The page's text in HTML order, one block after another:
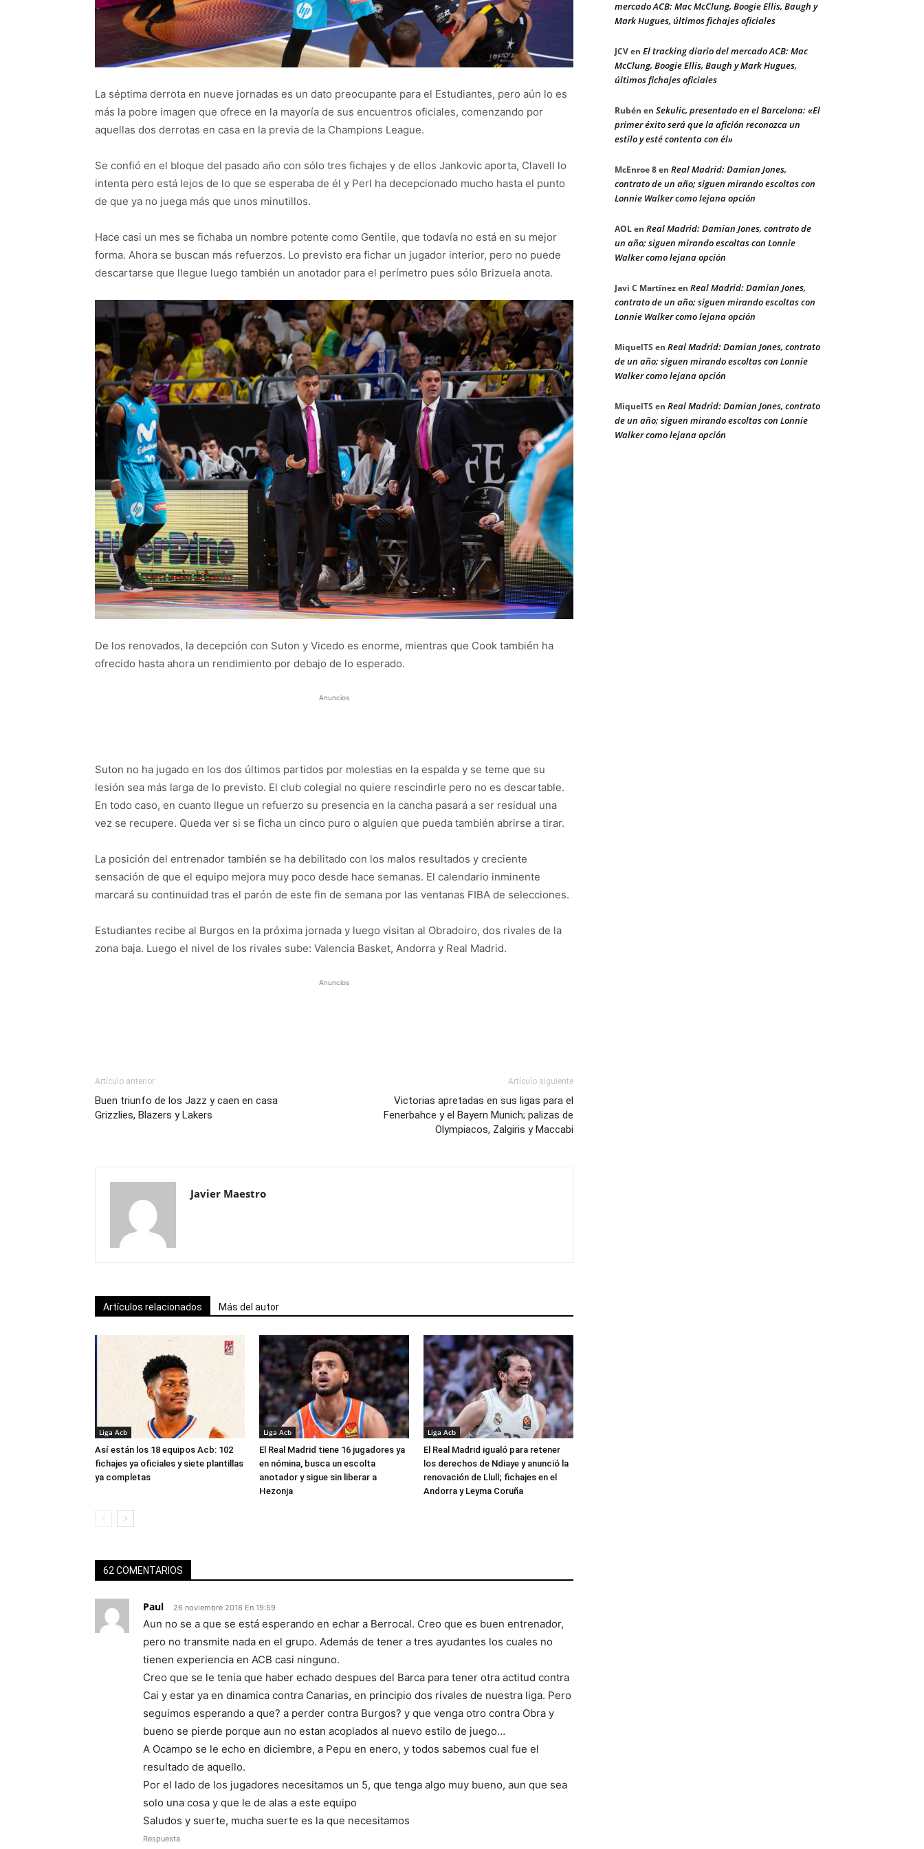
La séptima derrota en nueve jornadas es un dato preocupante para el Estudiantes, pero aún lo es
más la pobre imagen que ofrece en la mayoría de sus encuentros oficiales, comenzando por
aquellas dos derrotas en casa en la previa de la Champions League.
Se confió en el bloque del pasado año con sólo tres fichajes y de ellos Jankovic aporta, Clavell lo
intenta pero está lejos de lo que se esperaba de él y Perl ha decepcionado mucho hasta el punto
de que ya no juega más que unos minutillos.
Hace casi un mes se fichaba un nombre potente como Gentile, que todavía no está en su mejor
forma. Ahora se buscan más refuerzos. Lo previsto era fichar un jugador interior, pero no puede
descartarse que llegue luego también un anotador para el perímetro pues sólo Brizuela anota.
De los renovados, la decepción con Suton y Vicedo es enorme, mientras que Cook también ha
ofrecido hasta ahora un rendimiento por debajo de lo esperado.
Anuncios
Suton no ha jugado en los dos últimos partidos por molestias en la espalda y se teme que su
lesión sea más larga de lo previsto. El club colegial no quiere rescindirle pero no es descartable.
En todo caso, en cuanto llegue un refuerzo su presencia en la cancha pasará a ser residual una
vez se recupere. Queda ver si se ficha un cinco puro o alguien que pueda también abrirse a tirar.
La posición del entrenador también se ha debilitado con los malos resultados y creciente
sensación de que el equipo mejora muy poco desde hace semanas. El calendario inminente
marcará su continuidad tras el parón de este fin de semana por las ventanas FIBA de selecciones.
Estudiantes recibe al Burgos en la próxima jornada y luego visitan al Obradoiro, dos rivales de la
zona baja. Luego el nivel de los rivales sube: Valencia Basket, Andorra y Real Madrid.
Anuncios
Artículo anterior
Buen triunfo de los Jazz y caen en casa
Grizzlies, Blazers y Lakers
Artículo siguiente
Victorias apretadas en sus ligas para el
Fenerbahce y el Bayern Munich; palizas de
Olympiacos, Zalgiris y Maccabi
Javier Maestro
Artículos relacionados Más del autor
Liga Acb
Así están los 18 equipos Acb: 102
fichajes ya oficiales y siete plantillas
ya completas
Liga Acb
El Real Madrid tiene 16 jugadores ya
en nómina, busca un escolta
anotador y sigue sin liberar a
Hezonja
Liga Acb
El Real Madrid igualó para retener
los derechos de Ndiaye y anunció la
renovación de Llull; fichajes en el
Andorra y Leyma Coruña
62 COMENTARIOS
Paul 26 noviembre 2018 En 19:59
Aun no se a que se está esperando en echar a Berrocal. Creo que es buen entrenador,
pero no transmite nada en el grupo. Además de tener a tres ayudantes los cuales no
tienen experiencia en ACB casi ninguno.
Creo que se le tenia que haber echado despues del Barca para tener otra actitud contra
Cai y estar ya en dinamica contra Canarias, en principio dos rivales de nuestra liga. Pero
seguimos esperando a que? a perder contra Burgos? y que venga otro contra Obra y
bueno se pierde porque aun no estan acoplados al nuevo estilo de juego…
A Ocampo se le echo en diciembre, a Pepu en enero, y todos sabemos cual fue el
resultado de aquello.
Por el lado de los jugadores necesitamos un 5, que tenga algo muy bueno, aun que sea
solo una cosa y que le de alas a este equipo
Saludos y suerte, mucha suerte es la que necesitamos
Respuesta
mercado ACB: Mac McClung, Boogie Ellis, Baugh y
Mark Hugues, últimos fichajes oficiales
JCVen El tracking diario del mercado ACB: Mac
McClung, Boogie Ellis, Baugh y Mark Hugues,
últimos fichajes oficiales
Rubén en Sekulic, presentado en el Barcelona: «El
primer éxito será que la afición reconozca un
estilo y esté contenta con él»
McEnroe 8en Real Madrid: Damian Jones,
contrato de un año; siguen mirando escoltas con
Lonnie Walker como lejana opción
AOLen Real Madrid: Damian Jones, contrato de
un año; siguen mirando escoltas con Lonnie
Walker como lejana opción
Javi C Martínezen Real Madrid: Damian Jones,
contrato de un año; siguen mirando escoltas con
Lonnie Walker como lejana opción
MiquelTS en Real Madrid: Damian Jones, contrato
de un año; siguen mirando escoltas con Lonnie
Walker como lejana opción
MiquelTS en Real Madrid: Damian Jones, contrato
de un año; siguen mirando escoltas con Lonnie
Walker como lejana opción